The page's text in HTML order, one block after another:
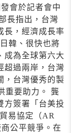
會於記者會中
長指出，台灣
長，經濟成長率
韓、很快也將
成為全球第六大
超過兩岸，台灣
，台灣優秀的製
重要助力。 龔
方簽署「台美投
易協定（AR
公平競爭。在